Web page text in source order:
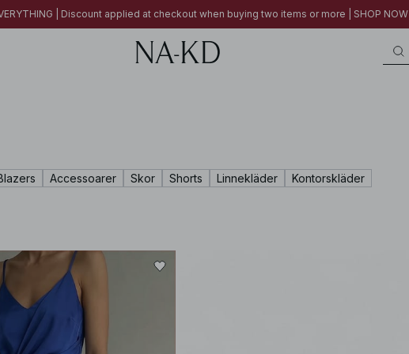
| Discount applied at checkout when buying two items or more | SHOP NOW
Accessoarer Skor Shorts Linnekläder Kontorskläder